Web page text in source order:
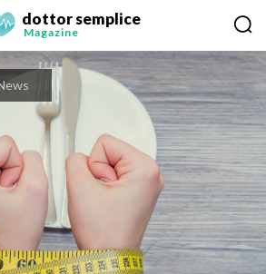
dottor semplice
Magazine